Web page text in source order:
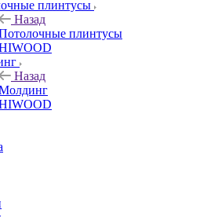
плинтусы
Назад
плинтусы
Назад